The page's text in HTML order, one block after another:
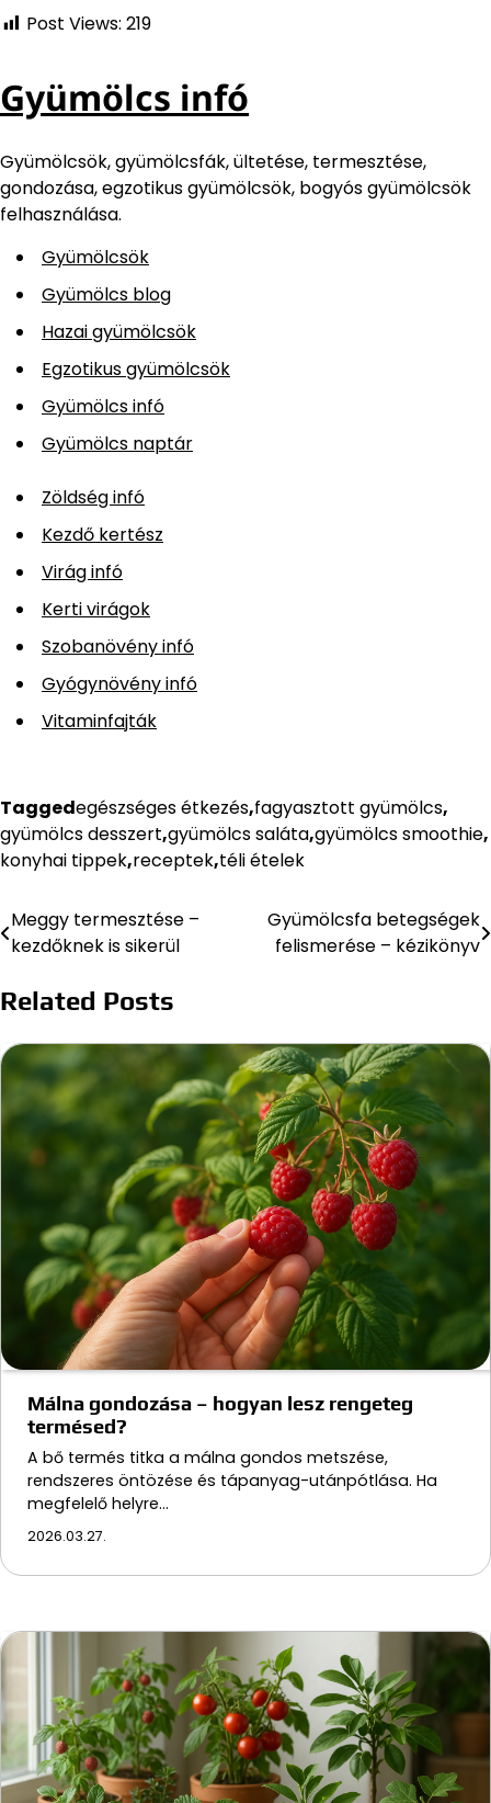
Post Views: 219
Gyümölcs infó
Gyümölcsök, gyümölcsfák, ültetése, termesztése,
gondozása, egzotikus gyümölcsök, bogyós gyümölcsök
felhasználása.
Gyümölcsök
Gyümölcs blog
Hazai gyümölcsök
Egzotikus gyümölcsök
Gyümölcs infó
Gyümölcs naptár
Zöldség infó
Kezdő kertész
Virág infó
Kerti virágok
Szobanövény infó
Gyógynövény infó
Vitaminfajták
Taggedegészséges étkezés,fagyasztott gyümölcs,
gyümölcs desszert,gyümölcs saláta,gyümölcs smoothie,
konyhai tippek,receptek,téli ételek
Bejegyzés
Meggy termesztése –
kezdőknek is sikerül
Gyümölcsfa betegségek
felismerése – kézikönyv
Related Posts
Málna gondozása – hogyan lesz rengeteg
termésed?
A bő termés titka a málna gondos metszése,
rendszeres öntözése és tápanyag-utánpótlása. Ha
megfelelő helyre…
2026.03.27.